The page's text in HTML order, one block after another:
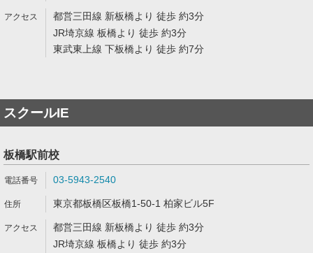
都営三田線 新板橋より 徒歩 約3分
JR埼京線 板橋より 徒歩 約3分
東武東上線 下板橋より 徒歩 約7分
スクールIE
板橋駅前校
03-5943-2540
東京都板橋区板橋1-50-1 柏家ビル5F
都営三田線 新板橋より 徒歩 約3分
JR埼京線 板橋より 徒歩 約3分